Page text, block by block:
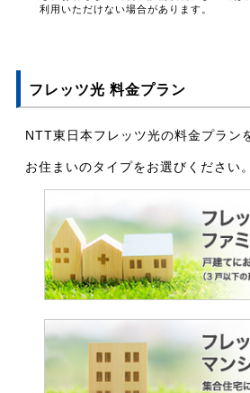
利用いただけない場合があります。
フレッツ光 料金プラン
NTT東日本フレッツ光の料金プラン
お住まいのタイプをお選びください。